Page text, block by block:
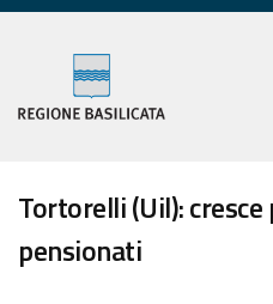
Tortorelli (Uil):
pensionati